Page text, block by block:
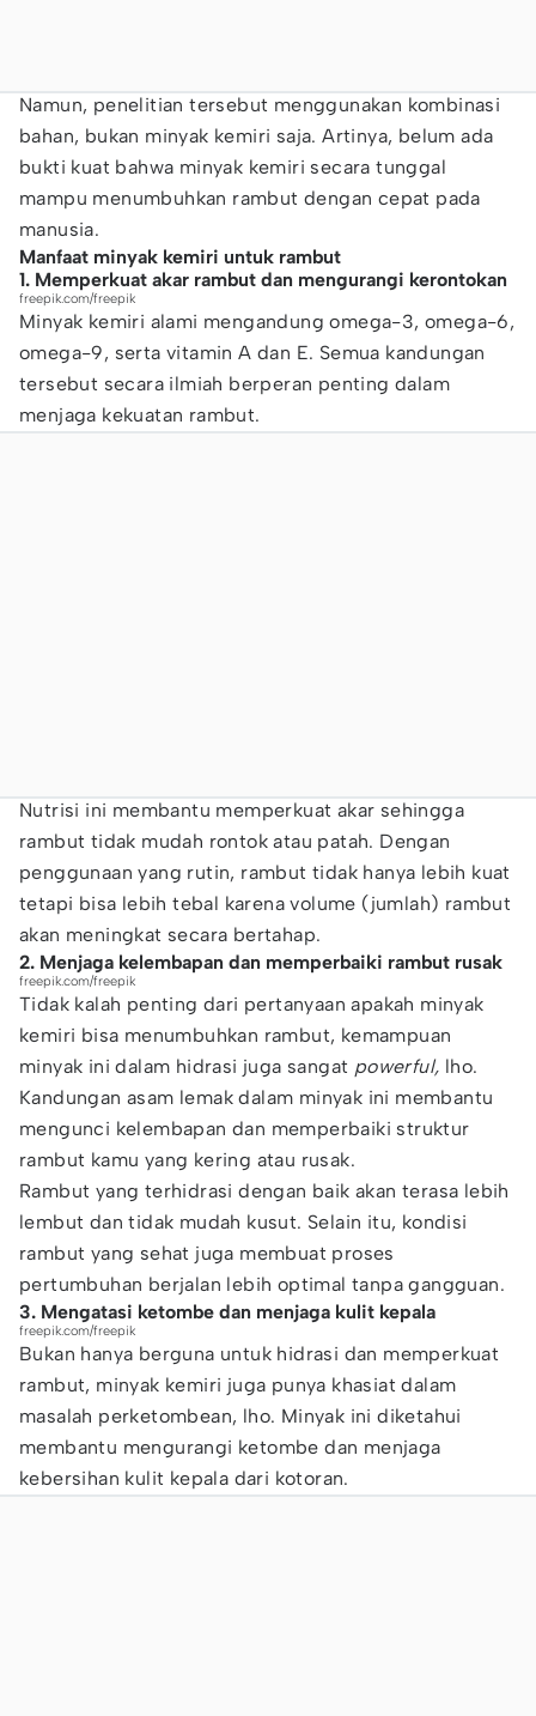
Namun, penelitian tersebut menggunakan kombinasi
bahan, bukan minyak kemiri saja. Artinya, belum ada
bukti kuat bahwa minyak kemiri secara tunggal
mampu menumbuhkan rambut dengan cepat pada
manusia.
Manfaat minyak kemiri untuk rambut
1. Memperkuat akar rambut dan mengurangi kerontokan
freepik.com/freepik
Minyak kemiri alami mengandung omega-3, omega-6,
omega-9, serta vitamin A dan E. Semua kandungan
tersebut secara ilmiah berperan penting dalam
menjaga kekuatan rambut.
Nutrisi ini membantu memperkuat akar sehingga
rambut tidak mudah rontok atau patah. Dengan
penggunaan yang rutin, rambut tidak hanya lebih kuat
tetapi bisa lebih tebal karena volume (jumlah) rambut
akan meningkat secara bertahap.
2. Menjaga kelembapan dan memperbaiki rambut rusak
freepik.com/freepik
Tidak kalah penting dari pertanyaan apakah minyak
kemiri bisa menumbuhkan rambut, kemampuan
minyak ini dalam hidrasi juga sangat powerful, lho.
Kandungan asam lemak dalam minyak ini membantu
mengunci kelembapan dan memperbaiki struktur
rambut kamu yang kering atau rusak.
Rambut yang terhidrasi dengan baik akan terasa lebih
lembut dan tidak mudah kusut. Selain itu, kondisi
rambut yang sehat juga membuat proses
pertumbuhan berjalan lebih optimal tanpa gangguan.
3. Mengatasi ketombe dan menjaga kulit kepala
freepik.com/freepik
Bukan hanya berguna untuk hidrasi dan memperkuat
rambut, minyak kemiri juga punya khasiat dalam
masalah perketombean, lho. Minyak ini diketahui
membantu mengurangi ketombe dan menjaga
kebersihan kulit kepala dari kotoran.